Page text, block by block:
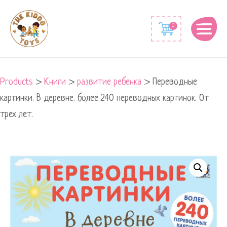
0
Products > Книги > развитие ребенка > Переводные
картинки. В деревне. более 240 переводных картинок. От
трех лет.
Переводные
картинки.
В
деревне.
более